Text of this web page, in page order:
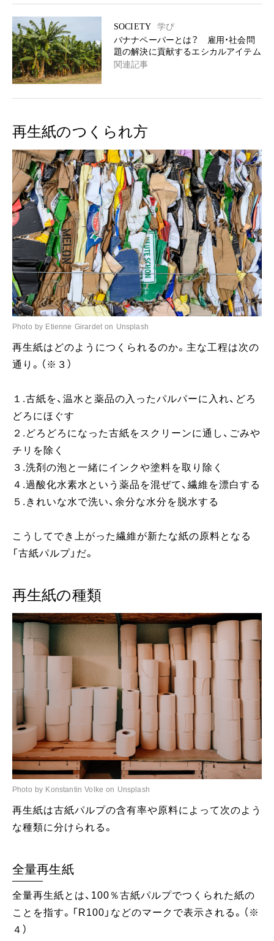
SOCIETY
学び
バナナペーパーとは？ 雇用・社会問
題の解決に貢献するエシカルアイテム
関連記事
再生紙のつくられ方
Photo by Etienne Girardet on Unsplash
再生紙はどのようにつくられるのか。主な工程は次の
通り。（※３）
１.古紙を、温水と薬品の入ったパルパーに入れ、どろ
どろにほぐす
２.どろどろになった古紙をスクリーンに通し、ごみや
チリを除く
３.洗剤の泡と一緒にインクや塗料を取り除く
４.過酸化水素水という薬品を混ぜて、繊維を漂白する
５.きれいな水で洗い、余分な水分を脱水する
こうしてでき上がった繊維が新たな紙の原料となる
「古紙パルプ」だ。
再生紙の種類
Photo by Konstantin Volke on Unsplash
再生紙は古紙パルプの含有率や原料によって次のよう
な種類に分けられる。
全量再生紙
全量再生紙とは、100％古紙パルプでつくられた紙の
ことを指す。「R100」などのマークで表示される。（※
４）